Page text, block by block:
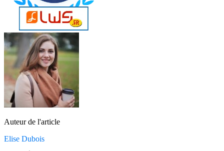
Auteur de l'article
Elise Dubois